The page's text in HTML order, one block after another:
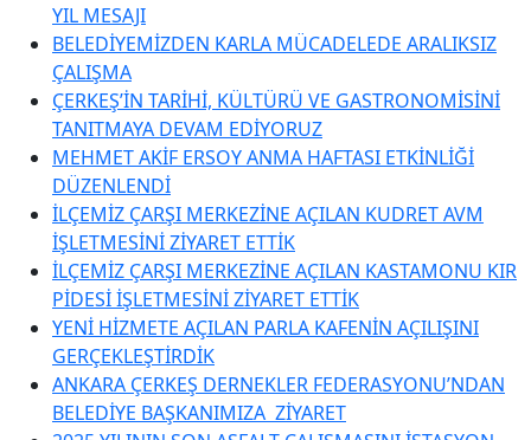
YIL MESAJI
BELEDİYEMİZDEN KARLA MÜCADELEDE ARALIKSIZ
ÇALIŞMA
ÇERKEŞ’İN TARİHİ, KÜLTÜRÜ VE GASTRONOMİSİNİ
TANITMAYA DEVAM EDİYORUZ
MEHMET AKİF ERSOY ANMA HAFTASI ETKİNLİĞİ
DÜZENLENDİ
İLÇEMİZ ÇARŞI MERKEZİNE AÇILAN KUDRET AVM
İŞLETMESİNİ ZİYARET ETTİK
İLÇEMİZ ÇARŞI MERKEZİNE AÇILAN KASTAMONU KIR
PİDESİ İŞLETMESİNİ ZİYARET ETTİK
YENİ HİZMETE AÇILAN PARLA KAFENİN AÇILIŞINI
GERÇEKLEŞTİRDİK
ANKARA ÇERKEŞ DERNEKLER FEDERASYONU’NDAN
BELEDİYE BAŞKANIMIZA ZİYARET